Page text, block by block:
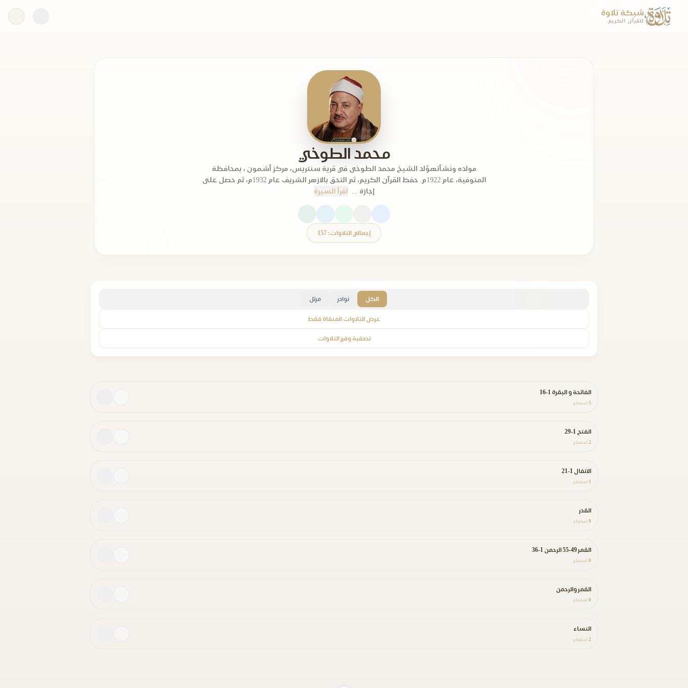
شبكة تلاوة
للقرآن الكريم
محمد الطوخي
مولده ونشأته​وُلد الشيخ محمد الطوخى في قرية سنتريس، مركز أشمون ، بمحافظة
المنوفية، عام 1922م. حفظ القرآن الكريم، ثم التحق بالازهر الشريف عام 1932م، ثم حصل على
إجازة ...
اقرأ السيرة
إجمالي التلاوات: 157
الكل نوادر مرتل
عرض التلاوات المنقاة فقط
تصفية وفرز التلاوات
الفاتحة و البقرة 1-16
5 استماع
الفتح 1-29
2 استماع
الانفال 1-21
1 استماع
القدر
0 استماع
القمر 49-55 الرحمن 1-36
0 استماع
القمر والرحمن
0 استماع
النساء
2 استماع